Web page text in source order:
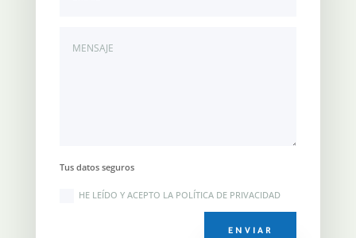
Tus datos seguros
HE LEÍDO Y ACEPTO LA POLÍTICA DE PRIVACIDAD
ENVIAR